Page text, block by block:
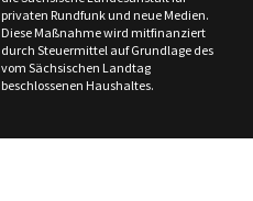
privaten Rundfunk und neue Medien.
Diese Maßnahme wird mitfinanziert
durch Steuermittel auf Grundlage des
vom Sächsischen Landtag
beschlossenen Haushaltes.